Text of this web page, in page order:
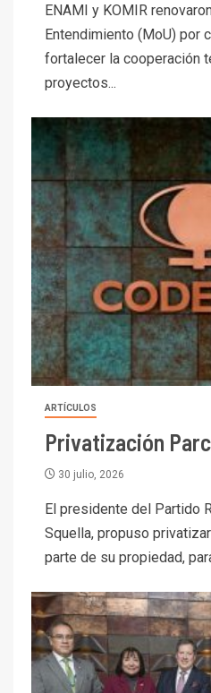
ENAMI y KOMIR
Entendimiento (MoU) por
fortalecer la cooperación
proyectos...
ARTÍCULOS
Privatización
30 julio, 2026
El presidente del Partido
Squella, propuso
parte de su propiedad,